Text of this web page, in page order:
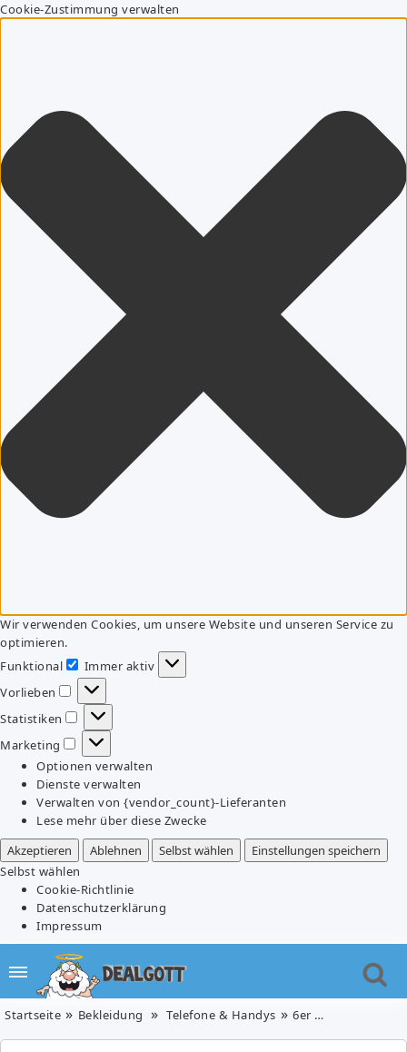
Cookie-Zustimmung verwalten
Wir verwenden Cookies, um unsere Website und unseren Service zu
optimieren.
Funktional
Funktional
Immer aktiv
Vorlieben
Vorlieben
Statistiken
Statistiken
Marketing
Marketing
Optionen verwalten
Dienste verwalten
Verwalten von {vendor_count}-Lieferanten
Lese mehr über diese Zwecke
Akzeptieren
Ablehnen Selbst wählen
Einstellungen speichern
Selbst wählen
Cookie-Richtlinie
Datenschutzerklärung
Impressum
Startseite Bekleidung Telefone & Handys 6er Pack PUMA Boxershorts Cat Promo für 27,49€ + ein weiteres OHA Angebot